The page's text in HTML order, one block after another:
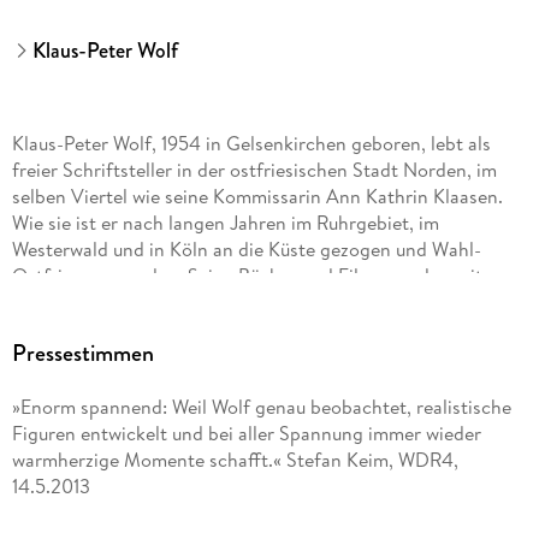
Klaus-Peter Wolf
Klaus-Peter Wolf, 1954 in Gelsenkirchen geboren, lebt als
freier Schriftsteller in der ostfriesischen Stadt Norden, im
selben Viertel wie seine Kommissarin Ann Kathrin Klaasen.
Wie sie ist er nach langen Jahren im Ruhrgebiet, im
Westerwald und in Köln an die Küste gezogen und Wahl-
Ostfriese geworden. Seine Bücher und Filme wurden mit
verkauft worden. Mehr als 60 seiner Drehbücher wurden
Autor ist Mitglied im PEN-Zentrum Deutschland.
Die Romane mit Hauptkommissarin Ann Kathrin Klaasen
stehen regelmäßig mehrere Wochen auf Platz 1 der Spiegel-
Pressestimmen
»Enorm spannend: Weil Wolf genau beobachtet, realistische
Figuren entwickelt und bei aller Spannung immer wieder
warmherzige Momente schafft.« Stefan Keim, WDR4,
14.5.2013